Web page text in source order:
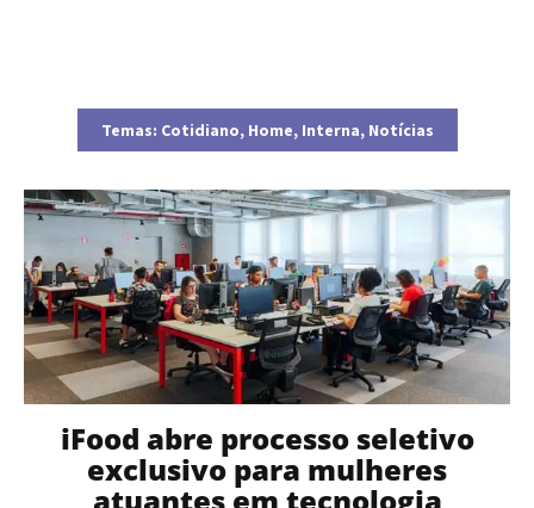
Temas: Cotidiano, Home, Interna, Notícias
iFood abre processo seletivo
exclusivo para mulheres